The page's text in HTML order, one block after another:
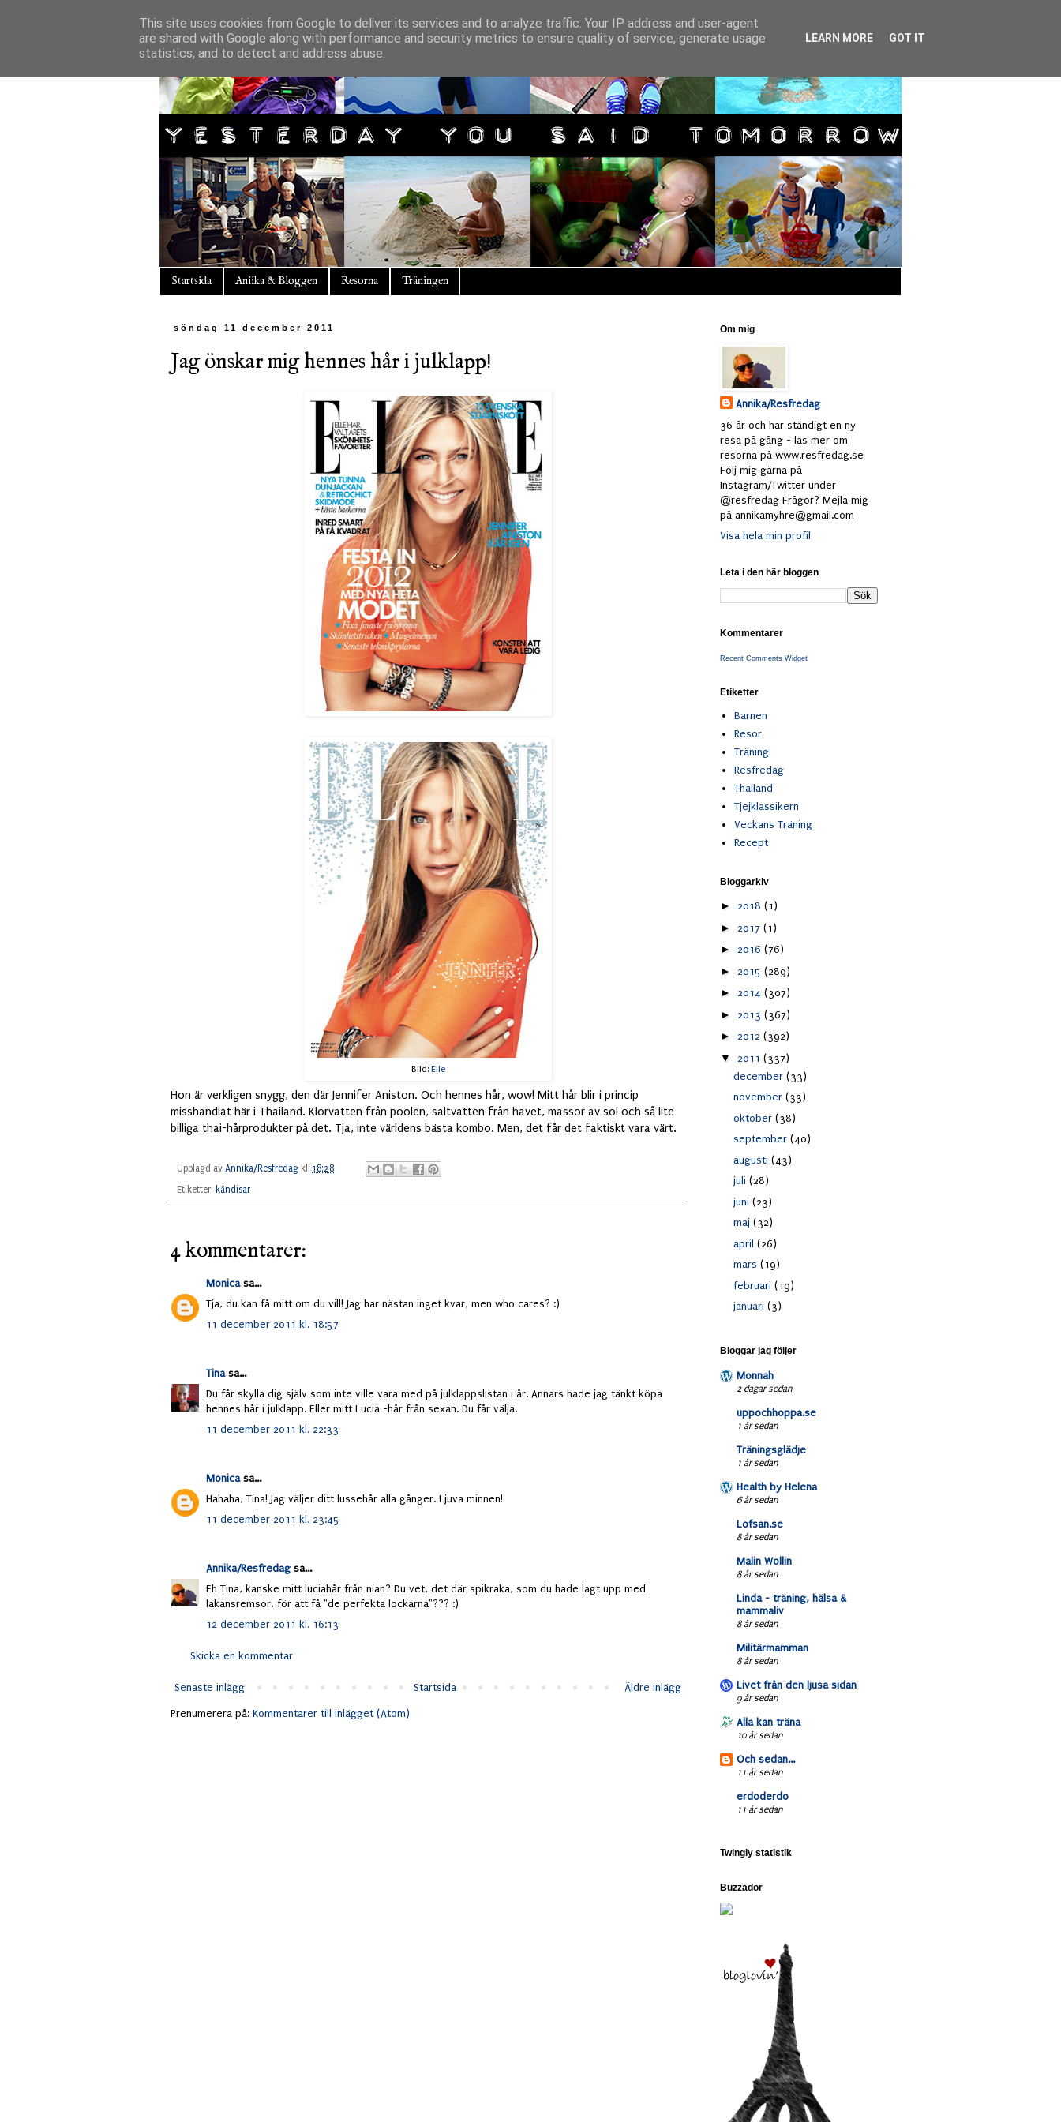
Startsida Aniika & Bloggen Resorna Träningen
söndag 11 december 2011
Jag önskar mig hennes hår i julklapp!
Bild: Elle
Hon är verkligen snygg, den där Jennifer Aniston. Och hennes hår, wow! Mitt hår blir i princip
misshandlat här i Thailand. Klorvatten från poolen, saltvatten från havet, massor av sol och så lite
billiga thai-hårprodukter på det. Tja, inte världens bästa kombo. Men, det får det faktiskt vara värt.
Upplagd av Annika/Resfredag kl. 18:28
Etiketter: kändisar
4 kommentarer:
Monicasa...
Tja, du kan få mitt om du vill! Jag har nästan inget kvar, men who cares? :)
11 december 2011 kl. 18:57
Tinasa...
Du får skylla dig själv som inte ville vara med på julklappslistan i år. Annars hade jag tänkt köpa
hennes hår i julklapp. Eller mitt Lucia -hår från sexan. Du får välja.
11 december 2011 kl. 22:33
Monicasa...
Hahaha, Tina! Jag väljer ditt lussehår alla gånger. Ljuva minnen!
11 december 2011 kl. 23:45
Annika/Resfredagsa...
Eh Tina, kanske mitt luciahår från nian? Du vet, det där spikraka, som du hade lagt upp med
lakansremsor, för att få "de perfekta lockarna"??? :)
12 december 2011 kl. 16:13
Skicka en kommentar
Senaste inlägg Äldre inlägg
Startsida
Prenumerera på: Kommentarer till inlägget (Atom)
Om mig
Annika/Resfredag
36 år och har ständigt en ny
resa på gång - läs mer om
resorna på www.resfredag.se
Följ mig gärna på
Instagram/Twitter under
@resfredag Frågor? Mejla mig
på annikamyhre@gmail.com
Visa hela min profil
Leta i den här bloggen
Kommentarer
Recent Comments Widget
Etiketter
Barnen
Resor
Träning
Resfredag
Thailand
Tjejklassikern
Veckans Träning
Recept
Bloggarkiv
► 2018 (1)
► 2017 (1)
► 2016 (76)
► 2015 (289)
► 2014 (307)
► 2013 (367)
► 2012 (392)
▼ 2011 (337)
december (33)
november (33)
oktober (38)
september (40)
augusti (43)
juli (28)
juni (23)
maj (32)
april (26)
mars (19)
februari (19)
januari (3)
Bloggar jag följer
Monnah
2 dagar sedan
uppochhoppa.se
1 år sedan
Träningsglädje
1 år sedan
Health by Helena
6 år sedan
Lofsan.se
8 år sedan
Malin Wollin
8 år sedan
Linda - träning, hälsa &
mammaliv
8 år sedan
Militärmamman
8 år sedan
Livet från den ljusa sidan
9 år sedan
Alla kan träna
10 år sedan
Och sedan...
11 år sedan
erdoderdo
11 år sedan
Twingly statistik
Buzzador
This site uses cookies from Google to deliver its services and to analyze traffic. Your IP address and user-agent
are shared with Google along with performance and security metrics to ensure quality of service, generate usage
statistics, and to detect and address abuse.
LEARN MORE GOT IT